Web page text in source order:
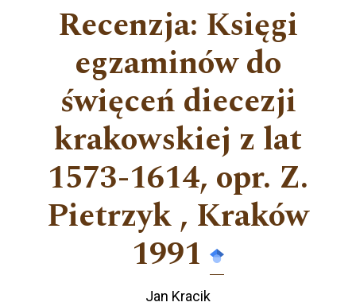
Recenzja: Księgi
egzaminów do
święceń diecezji
krakowskiej z lat
1573-1614, opr. Z.
Pietrzyk , Kraków
1991
Jan Kracik